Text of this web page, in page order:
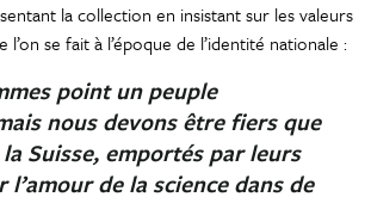
la collection en insistant sur les valeurs
l’on se fait à l’époque de l’identité nationale :
point un peuple
nous devons être fiers que
Suisse, emportés par leurs
de la science dans de